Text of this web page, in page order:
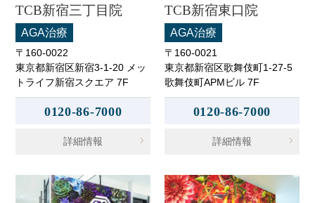
TCB新宿三丁目院
AGA治療
〒160-0022
東京都新宿区新宿3-1-20 メッ
トライフ新宿スクエア 7F
0120-86-7000
詳細情報
TCB新宿東口院
AGA治療
〒160-0021
東京都新宿区歌舞伎町1-27-5
歌舞伎町APMビル 7F
0120-86-7000
詳細情報